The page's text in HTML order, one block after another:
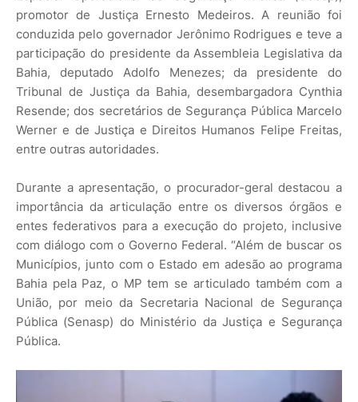
promotor de Justiça Ernesto Medeiros. A reunião foi
conduzida pelo governador Jerônimo Rodrigues e teve a
participação do presidente da Assembleia Legislativa da
Bahia, deputado Adolfo Menezes; da presidente do
Tribunal de Justiça da Bahia, desembargadora Cynthia
Resende; dos secretários de Segurança Pública Marcelo
Werner e de Justiça e Direitos Humanos Felipe Freitas,
entre outras autoridades.
Durante a apresentação, o procurador-geral destacou a
importância da articulação entre os diversos órgãos e
entes federativos para a execução do projeto, inclusive
com diálogo com o Governo Federal. “Além de buscar os
Municípios, junto com o Estado em adesão ao programa
Bahia pela Paz, o MP tem se articulado também com a
União, por meio da Secretaria Nacional de Segurança
Pública (Senasp) do Ministério da Justiça e Segurança
Pública.